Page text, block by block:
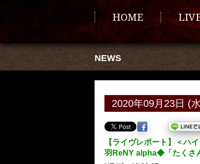
HOME
NEWS
2020年09月23日 (
【ライヴレポート】＜ハ
羽ReNY alpha◆「たくさ